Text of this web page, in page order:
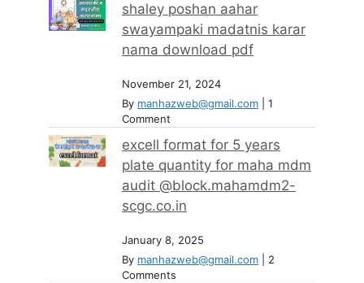
shaley poshan aahar
swayampaki madatnis karar
nama download pdf
November 21, 2024
By manhazweb@gmail.com
1
Comment
excell format for 5 years
plate quantity for maha mdm
audit @block.mahamdm2-
scgc.co.in
January 8, 2025
By manhazweb@gmail.com
2
Comments